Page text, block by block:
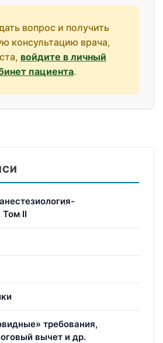
вопрос и получить
консультацию врача,
войдите в личный
пациента.
Том II
требования,
вычет и др.